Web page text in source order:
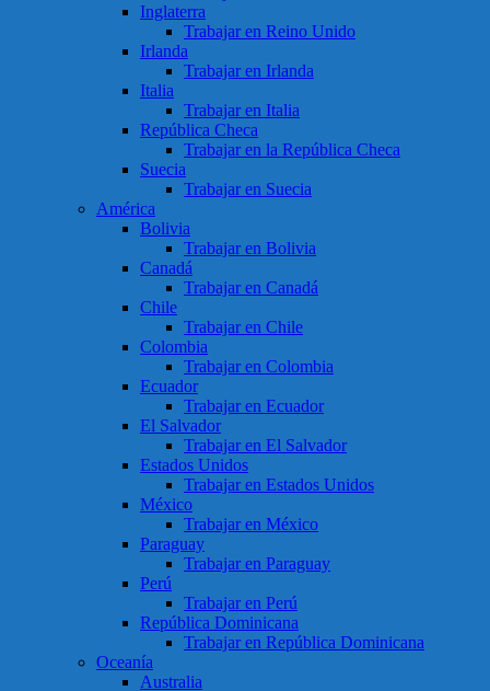
Inglaterra
Trabajar en Reino Unido
Irlanda
Trabajar en Irlanda
Italia
Trabajar en Italia
República Checa
Trabajar en la República Checa
Suecia
Trabajar en Suecia
América
Bolivia
Trabajar en Bolivia
Canadá
Trabajar en Canadá
Chile
Trabajar en Chile
Colombia
Trabajar en Colombia
Ecuador
Trabajar en Ecuador
El Salvador
Trabajar en El Salvador
Estados Unidos
Trabajar en Estados Unidos
México
Trabajar en México
Paraguay
Trabajar en Paraguay
Perú
Trabajar en Perú
República Dominicana
Trabajar en República Dominicana
Oceanía
Australia